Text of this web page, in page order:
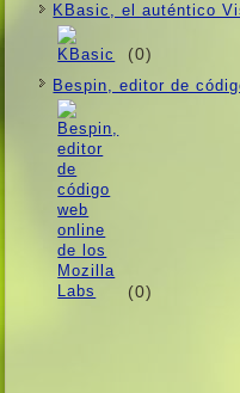
KBasic, el auténtico
(0)
Bespin, editor de
(0)